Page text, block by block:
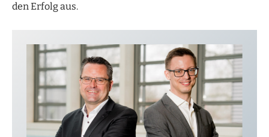
den Erfolg aus.